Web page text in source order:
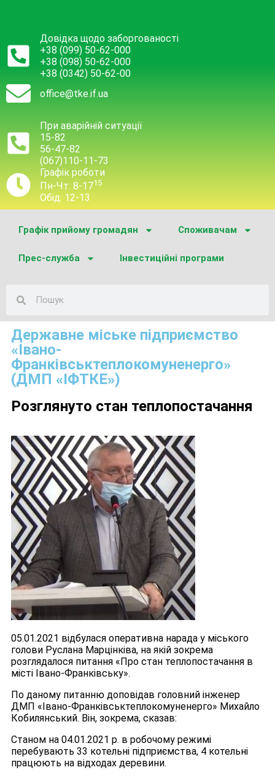
Довідка щодо заборгованості
+38 (099) 50-62-000
+38 (098) 50-62-000
+38 (0342) 50-62-00
office@tke.if.ua
При аварійній ситуації
15-82
56-47-82
(067)110-11-73
Графік роботи
Пн-Чт: 8-1715
Обід: 12-13
Графік прийому громадян Споживачам
Прес-служба Інвестиційні програми
Державне міське підприємство
«Івано-
Франківськтеплокомуненерго»
(ДМП «ІФТКЕ»)
Розглянуто стан теплопостачання
05.01.2021 відбулася оперативна нарада у міського
голови Руслана Марцінківа, на якій зокрема
розглядалося питання «Про стан теплопостачання в
місті Івано-Франківську».
По даному питанню доповідав головний інженер
ДМП «Івано-Франківськтеплокомуненерго» Михайло
Кобилянський. Він, зокрема, сказав:
Станом на 04.01.2021 р. в робочому режимі
перебувають 33 котельні підприємства, 4 котельні
працюють на відходах деревини.